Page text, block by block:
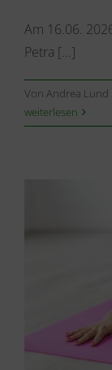
Am 16.06.
Petra [...]
Von Andrea Lund
weiterlesen